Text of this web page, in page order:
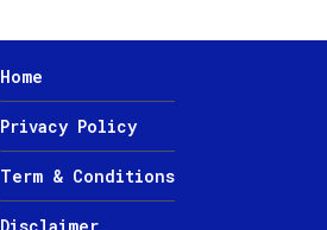
Home
Privacy Policy
Term & Conditions